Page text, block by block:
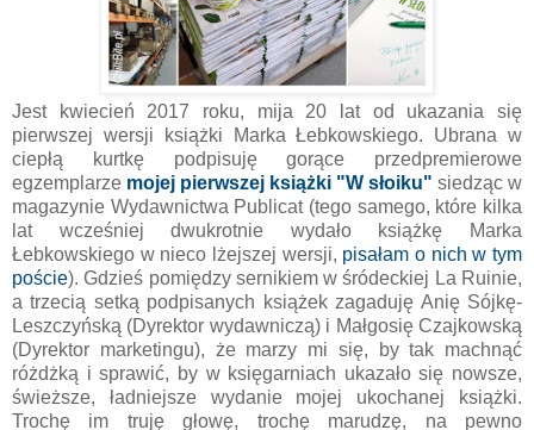
Jest kwiecień 2017 roku, mija 20 lat od ukazania się
pierwszej wersji książki Marka Łebkowskiego. Ubrana w
ciepłą kurtkę podpisuję gorące przedpremierowe
egzemplarze mojej pierwszej książki "W słoiku" siedząc w
magazynie Wydawnictwa Publicat (tego samego, które kilka
lat wcześniej dwukrotnie wydało książkę Marka
Łebkowskiego w nieco lżejszej wersji, pisałam o nich w tym
poście). Gdzieś pomiędzy sernikiem w śródeckiej La Ruinie,
a trzecią setką podpisanych książek zagaduję Anię Sójkę-
Leszczyńską (Dyrektor wydawniczą) i Małgosię Czajkowską
(Dyrektor marketingu), że marzy mi się, by tak machnąć
różdżką i sprawić, by w księgarniach ukazało się nowsze,
świeższe, ładniejsze wydanie mojej ukochanej książki.
Trochę im truję głowę, trochę marudzę, na pewno